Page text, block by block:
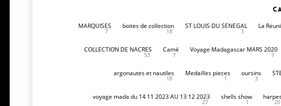
MARQUISES
7
boites de collection
18
ST LOUIS DU SENEGAL
3
La
COLLECTION DE NACRES
53
Camé
7
Voyage Madagascar MARS 2020
7
argonautes et nautiles
18
Medailles pieces
1
oursins
3
voyage mada du 14 11 2023 AU 13 12 2023
27
shells show
1 20